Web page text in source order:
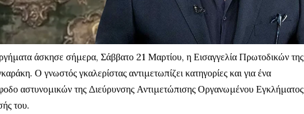
άσκησε σήμερα, Σάββατο 21 Μαρτίου, η Εισαγγελία Πρωτοδικών της
Ο γνωστός γκαλερίστας αντιμετωπίζει κατηγορίες και για ένα
αστυνομικών της Διεύρυνσης Αντιμετώπισης Οργανωμένου Εγκλήματος
του.